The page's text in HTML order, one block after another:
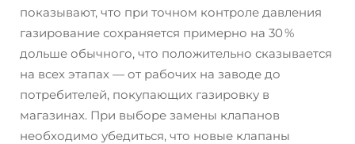
показывают, что при точном контроле давления
газирование сохраняется примерно на 30 %
дольше обычного, что положительно сказывается
на всех этапах — от рабочих на заводе до
потребителей, покупающих газировку в
магазинах. При выборе замены клапанов
необходимо убедиться, что новые клапаны